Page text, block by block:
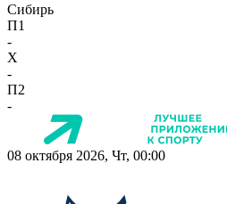
Сибирь
П1
-
X
-
П2
-
08 октября 2026, Чт, 00:00